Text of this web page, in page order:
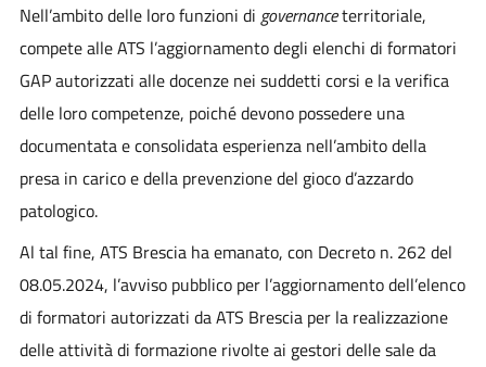
Nell’ambito delle loro funzioni di governanceterritoriale,
compete alle ATS l’aggiornamento degli elenchi di formatori
GAP autorizzati alle docenze nei suddetti corsi e la verifica
delle loro competenze, poiché devono possedere una
documentata e consolidata esperienza nell’ambito della
presa in carico e della prevenzione del gioco d’azzardo
patologico.
Al tal fine, ATS Brescia ha emanato, con Decreto n. 262 del
08.05.2024, l’avviso pubblico per l’aggiornamento dell’elenco
di formatori autorizzati da ATS Brescia per la realizzazione
delle attività di formazione rivolte ai gestori delle sale da